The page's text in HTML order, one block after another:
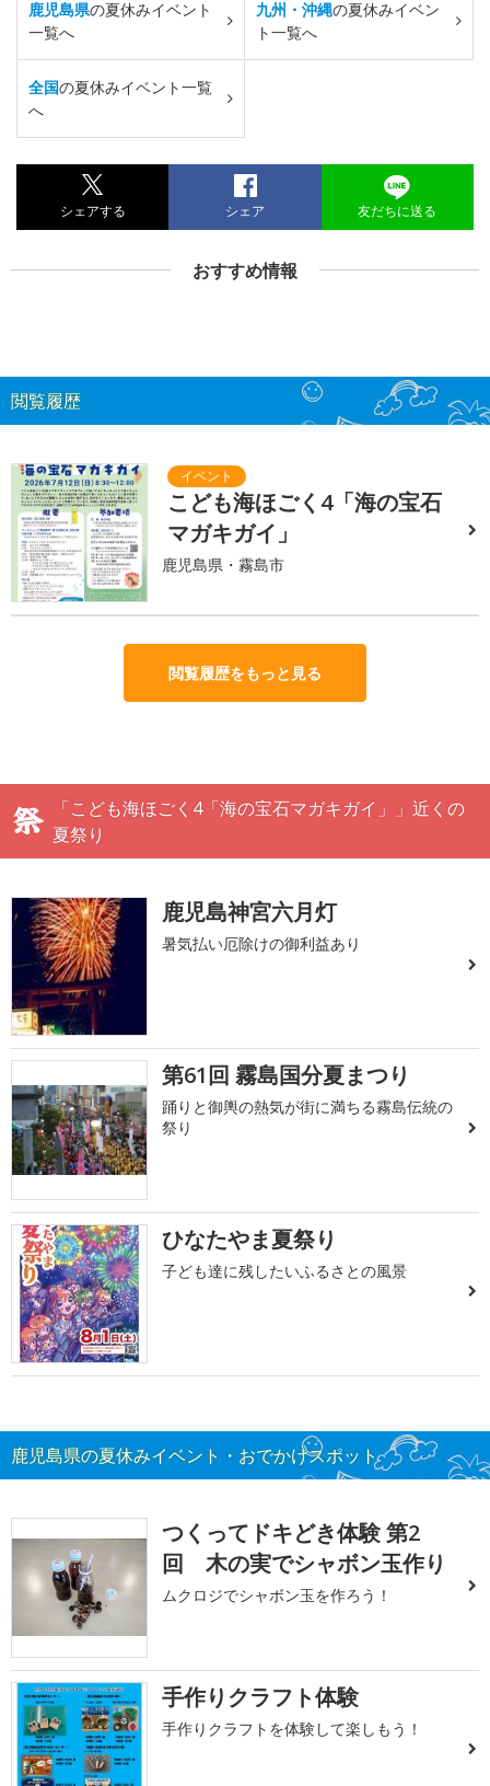
鹿児島県の夏休みイベント
一覧へ
九州・沖縄の夏休みイベン
ト一覧へ
全国の夏休みイベント一覧
へ
シェアする シェア 友だちに送る
おすすめ情報
閲覧履歴
こども海ほごく4「海の宝石
マガキガイ」
鹿児島県・霧島市
閲覧履歴をもっと見る
「こども海ほごく4「海の宝石マガキガイ」」近くの
夏祭り
鹿児島神宮六月灯
暑気払い厄除けの御利益あり
第61回 霧島国分夏まつり
踊りと御輿の熱気が街に満ちる霧島伝統の
祭り
ひなたやま夏祭り
子ども達に残したいふるさとの風景
鹿児島県の夏休みイベント・おでかけスポット
つくってドキどき体験 第2
回 木の実でシャボン玉作り
ムクロジでシャボン玉を作ろう！
手作りクラフト体験
手作りクラフトを体験して楽しもう！